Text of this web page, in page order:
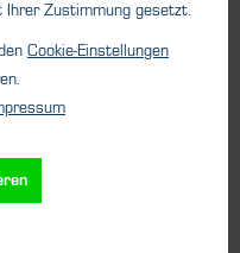
Ihrer Zustimmung gesetzt.
Cookie-Einstellungen